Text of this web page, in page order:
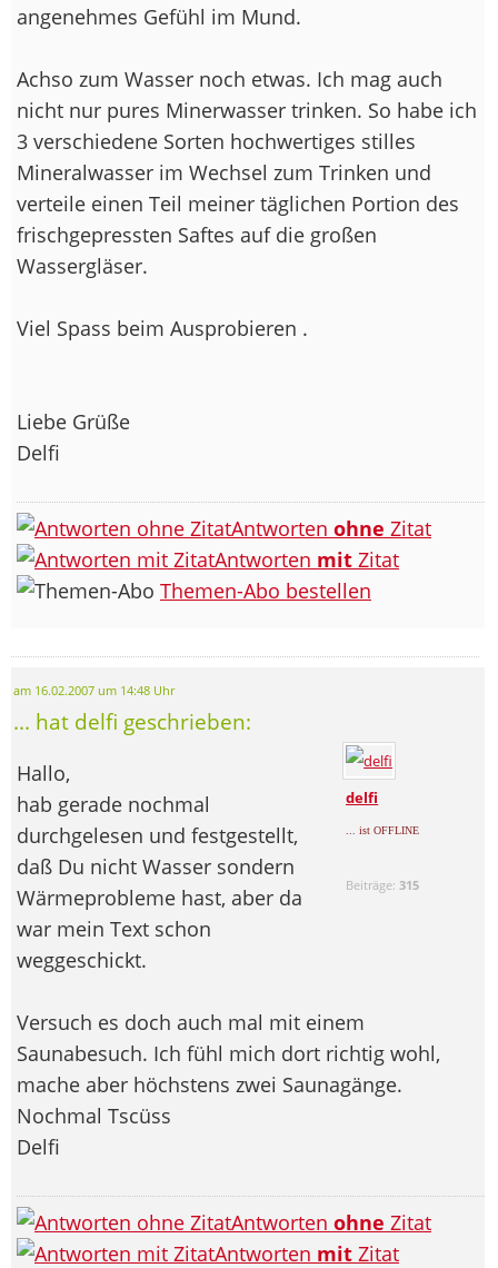
angenehmes Gefühl im Mund.
Achso zum Wasser noch etwas. Ich mag auch
nicht nur pures Minerwasser trinken. So habe ich
3 verschiedene Sorten hochwertiges stilles
Mineralwasser im Wechsel zum Trinken und
verteile einen Teil meiner täglichen Portion des
frischgepressten Saftes auf die großen
Wassergläser.
Viel Spass beim Ausprobieren .
Liebe Grüße
Delfi
Antworten ohne Zitat
Antworten mit Zitat
Themen-Abo bestellen
am 16.02.2007 um 14:48 Uhr
... hat delfi geschrieben:
delfi
... ist OFFLINE
Beiträge:315
Hallo,
hab gerade nochmal
durchgelesen und festgestellt,
daß Du nicht Wasser sondern
Wärmeprobleme hast, aber da
war mein Text schon
weggeschickt.
Versuch es doch auch mal mit einem
Saunabesuch. Ich fühl mich dort richtig wohl,
mache aber höchstens zwei Saunagänge.
Nochmal Tscüss
Delfi
Antworten ohne Zitat
Antworten mit Zitat